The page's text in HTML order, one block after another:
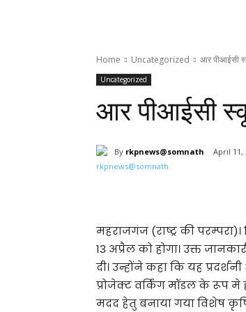
Home Uncategorized आर पीआईसी
Uncategorized
आर पीआईसी
By rkpnews@somnath April 11,
महराजगंज (राष्ट्र की
13 अप्रैल को होगा। उक्त
दी‌। उन्होंने कहा कि यह
प्रोजेक्ट वर्किंग मॉडल के रूप मे
मदद हेतु बनाया गया विशेष